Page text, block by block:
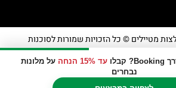
עד 15% הנחה
על מלונות
נבחרים
מטיילים © כל הזכויות שמורות לסוכנות
מדיניות פרטיות